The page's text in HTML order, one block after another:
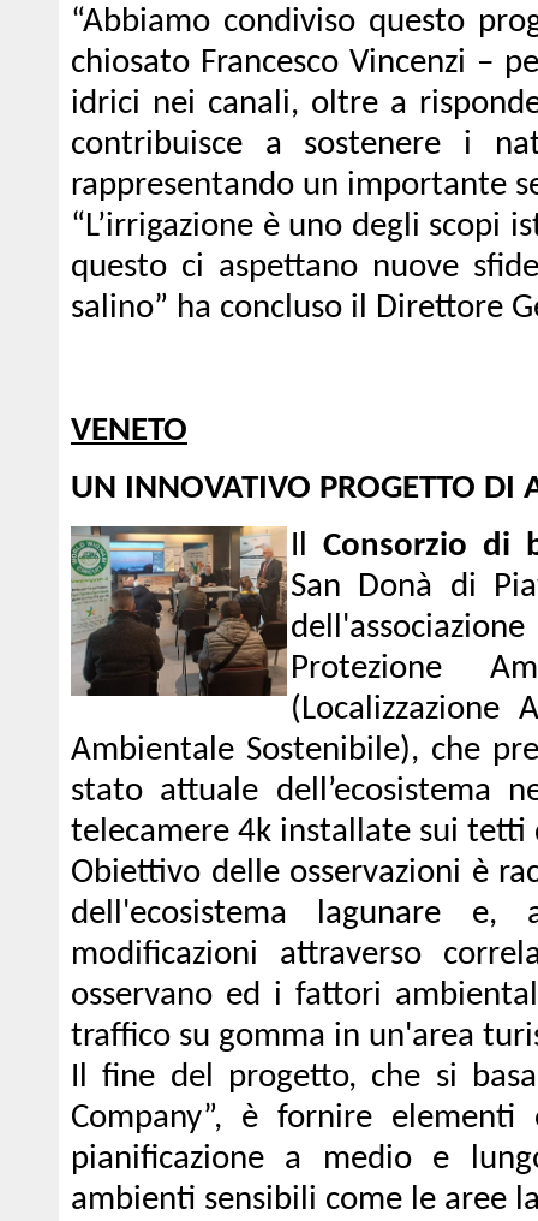
“Abbiamo condiviso questo
chiosato Francesco Vincenzi –
idrici nei canali, oltre a
contribuisce a sostenere i
rappresentando un importante
“L’irrigazione è uno degli scopi
questo ci aspettano nuove
salino” ha concluso il Direttore
VENETO
UN INNOVATIVO PROGETTO DI
Il Consorzio di
San Donà di
Protezione
(Localizzazione
Ambientale Sostenibile), che
stato attuale dell’ecosistema
telecamere 4k installate sui
Obiettivo delle osservazioni è
dell'ecosistema lagunare
modificazioni attraverso
osservano ed i fattori
traffico su gomma in un'area
Il fine del progetto, che si
Company”, è fornire
pianificazione a medio e
ambienti sensibili come le aree